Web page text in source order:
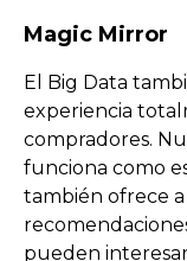
Magic Mirror
El Big Data
experiencia
compradores.
funciona como
también ofrece
pueden